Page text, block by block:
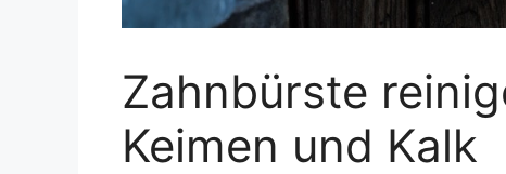
Zahnbürste
Keimen und Kalk